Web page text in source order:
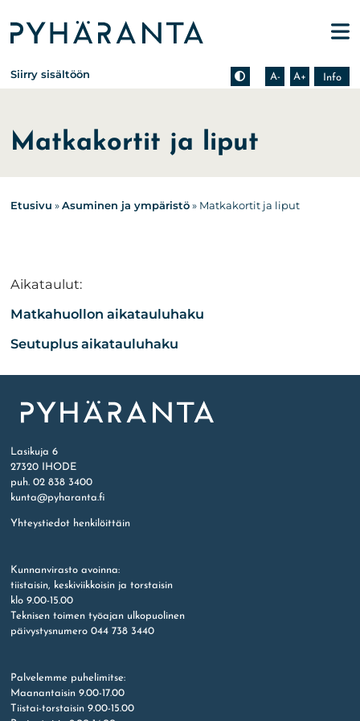
Etusivu
Siirry sisältöön A-
Pienennä tekstin kokoa
A+
Suurenna tekstin kokoa
Info
Tietoa zoomauksesta
Matkakortit ja liput
Etusivu »Asuminen ja ympäristö» Matkakortit ja liput
Aikataulut:
Matkahuollon aikatauluhaku
Seutuplus aikatauluhaku
Lasikuja 6
27320 IHODE
puh. 02 838 3400
kunta@pyharanta.fi
Yhteystiedot henkilöittäin
Kunnanvirasto avoinna:
tiistaisin, keskiviikkoisin ja torstaisin
klo 9.00-15.00
Teknisen toimen työajan ulkopuolinen
päivystysnumero 044 738 3440
Palvelemme puhelimitse:
Maanantaisin 9.00-17.00
Tiistai-torstaisin 9.00-15.00